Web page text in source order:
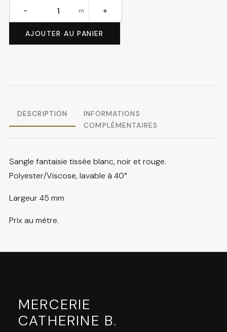
Sangle
− m +
AJOUTER AU PANIER
DESCRIPTION
INFORMATIONS
COMPLÉMENTAIRES
Sangle fantaisie tissée blanc, noir et rouge.
Polyester/Viscose, lavable à 40°
Largeur 45 mm
Prix au mètre.
MERCERIE
CATHERINE B.